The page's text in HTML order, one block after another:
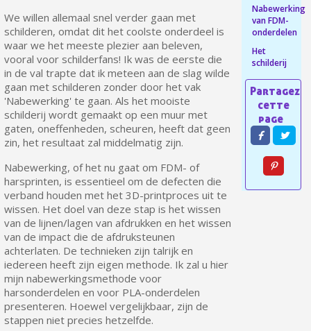
10€ shopping voucher voor elke verwijzing
Schrijf je in voor de nieuwsbrief: €5 korting
Levering binnen 48-72 uur in Nederland
Betaling in 4x gratis vanaf een aankoopwaarde van 30€.
Je online offerte in minder dan 1 minuut
Deel je creaties en ontvang shopping vouchers
Verzamel loyaliteitspunten bij elke bestelling
Retourneer producten binnen 14 dagen
5€ korting op de eerste bestelling
10€ shopping voucher voor elke verwijzing
Schrijf je in voor de nieuwsbrief: €5 korting
We willen allemaal snel verder gaan met
schilderen, omdat dit het coolste onderdeel is
waar we het meeste plezier aan beleven,
vooral voor schilderfans! Ik was de eerste die
in de val trapte dat ik meteen aan de slag wilde
gaan met schilderen zonder door het vak
'Nabewerking' te gaan. Als het mooiste
schilderij wordt gemaakt op een muur met
gaten, oneffenheden, scheuren, heeft dat geen
zin, het resultaat zal middelmatig zijn.
Nabewerking, of het nu gaat om FDM- of
harsprinten, is essentieel om de defecten die
verband houden met het 3D-printproces uit te
wissen. Het doel van deze stap is het wissen
van de lijnen/lagen van afdrukken en het wissen
van de impact die de afdruksteunen
achterlaten. De technieken zijn talrijk en
iedereen heeft zijn eigen methode. Ik zal u hier
mijn nabewerkingsmethode voor
harsonderdelen en voor PLA-onderdelen
presenteren. Hoewel vergelijkbaar, zijn de
stappen niet precies hetzelfde.
Nabewerking
van FDM-
onderdelen
Het
schilderij